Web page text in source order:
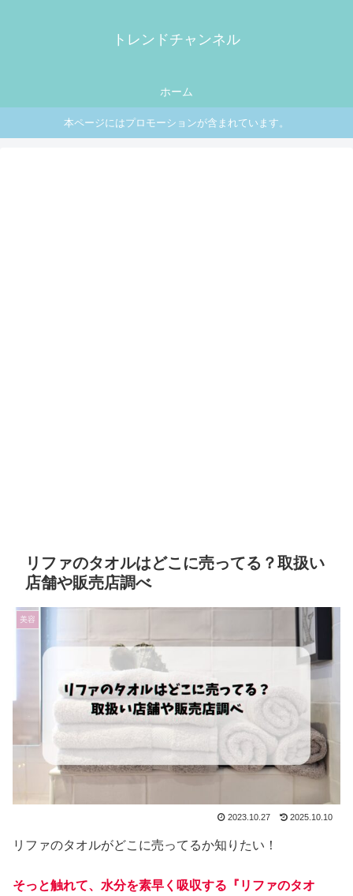
トレンドチャンネル
ホーム
本ページにはプロモーションが含まれています。
リファのタオルはどこに売ってる？取扱い
店舗や販売店調べ
美容
2023.10.27 2025.10.10
リファのタオルがどこに売ってるか知りたい！
そっと触れて、水分を素早く吸収する『リファのタオ